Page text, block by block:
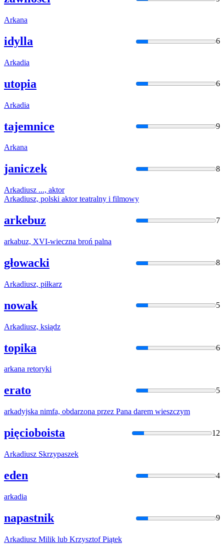
Arkana
idylla 6
Arkadia
utopia 6
Arkadia
tajemnice 9
Arkana
janiczek 8
Arkadiusz ..., aktor
Arkadiusz, polski aktor teatralny i filmowy
arkebuz 7
arkabuz, XVI-wieczna broń palna
głowacki 8
Arkadiusz, piłkarz
nowak 5
Arkadiusz, ksiądz
topika 6
arkana retoryki
erato 5
arkadyjska nimfa, obdarzona przez Pana darem wieszczym
pięcioboista 12
Arkadiusz Skrzypaszek
eden 4
arkadia
napastnik 9
Arkadiusz Milik lub Krzysztof Piątek